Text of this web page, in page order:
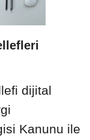
dijital
Kanunu ile